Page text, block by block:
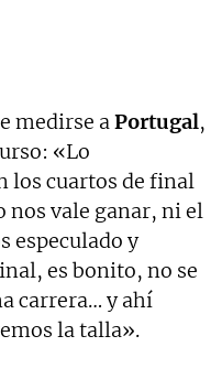
medirse aPortugal,
«Lo
los cuartos de final
nos vale ganar, ni el
especulado y
es bonito, no se
carrera… y ahí
la talla».